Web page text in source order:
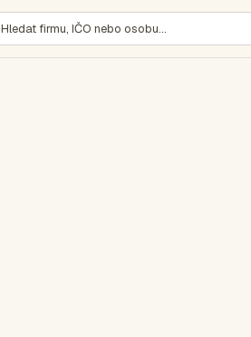
Hledat firmu, IČO nebo osobu…